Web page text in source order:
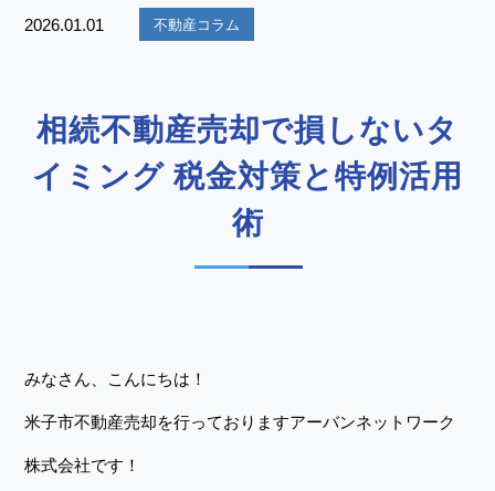
相続不動産売却で損しないタ
イミング 税金対策と特例活用
術
不動産コラム
2026.01.01
みなさん、こんにちは！
米子市不動産売却を行っておりますアーバンネットワーク
株式会社です！